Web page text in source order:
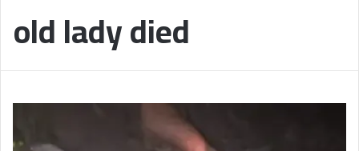
old lady died